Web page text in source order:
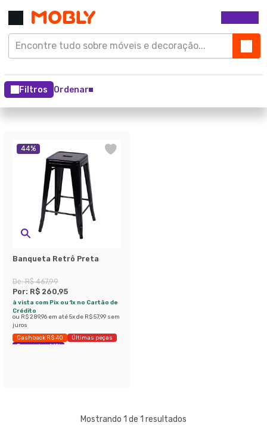
Filtros Ordenar
44%
Banqueta Retrô Preta
De:R$ 467,99
Por: R$ 260,95
à vista com Pix ou 1x no Cartão de
Crédito
ou R$ 289,96 em até5x de R$ 57,99 sem
juros
Cashback R$ 40
Últimas peças
Economize 44%
Mostrando 1 de 1 resultados